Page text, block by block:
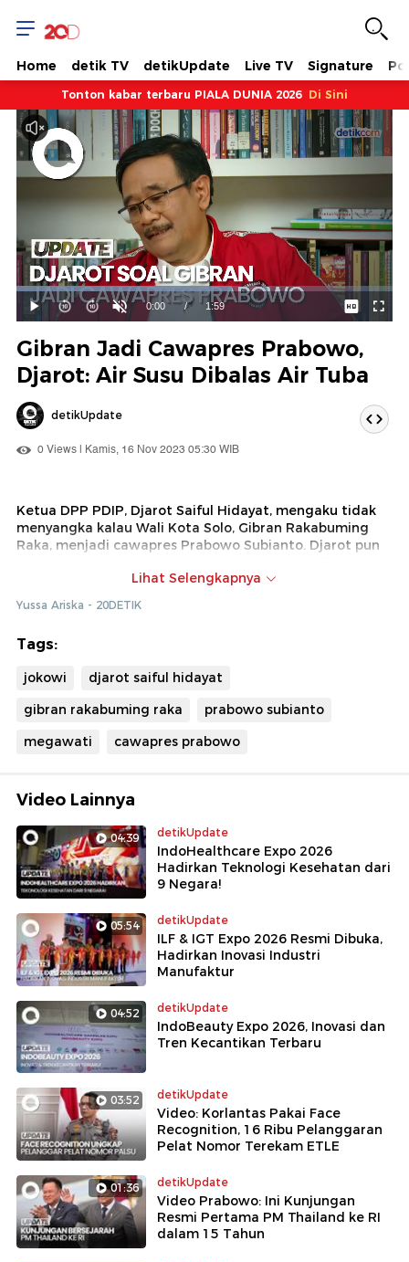
Home detik TV detikUpdate Live TV Signature
Tonton kabar terbaru PIALA DUNIA 2026 Di Sini
Mainkan
Suara
Hidup
Waktu
0:00 / Durasi
1:59
Dimuat:
57.27%
Gibran Jadi Cawapres Prabowo,
Djarot: Air Susu Dibalas Air Tuba
detikUpdate
0 Views | Kamis, 16 Nov 2023 05:30 WIB
Ketua DPP PDIP, Djarot Saiful Hidayat, mengaku tidak
menyangka kalau Wali Kota Solo, Gibran Rakabuming
Raka, menjadi cawapres Prabowo Subianto. Djarot pun
'air susu dibalas dengan air tuba'.
Lihat Selengkapnya
Yussa Ariska - 20DETIK
Tags:
jokowi
djarot saiful hidayat
gibran rakabuming raka
prabowo subianto
megawati
cawapres prabowo
Video Lainnya
04:39 detikUpdate
IndoHealthcare Expo 2026
Hadirkan Teknologi Kesehatan dari
9 Negara!
05:54 detikUpdate
ILF & IGT Expo 2026 Resmi Dibuka,
Hadirkan Inovasi Industri
Manufaktur
04:52 detikUpdate
IndoBeauty Expo 2026, Inovasi dan
Tren Kecantikan Terbaru
03:52 detikUpdate
Video: Korlantas Pakai Face
Recognition, 16 Ribu Pelanggaran
Pelat Nomor Terekam ETLE
01:36 detikUpdate
Video Prabowo: Ini Kunjungan
Resmi Pertama PM Thailand ke RI
dalam 15 Tahun